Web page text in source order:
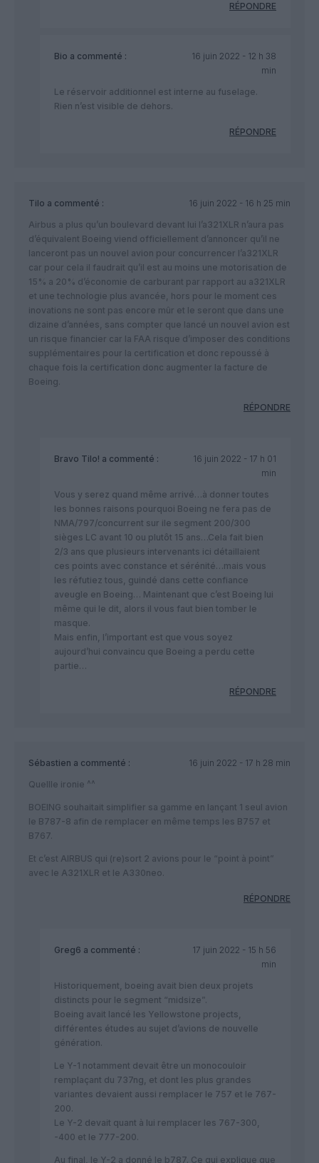
RÉPONDRE
Bio a commenté :
16 juin 2022 - 12 h 38
min
Le réservoir additionnel est interne au fuselage.
Rien n’est visible de dehors.
RÉPONDRE
Tilo a commenté :
16 juin 2022 - 16 h 25 min
Airbus a plus qu’un boulevard devant lui l’a321XLR n’aura pas
d’équivalent Boeing viend officiellement d’annoncer qu’il ne
lanceront pas un nouvel avion pour concurrencer l’a321XLR
car pour cela il faudrait qu’il est au moins une motorisation de
15% a 20% d’économie de carburant par rapport au a321XLR
et une technologie plus avancée, hors pour le moment ces
inovations ne sont pas encore mûr et le seront que dans une
dizaine d’années, sans compter que lancé un nouvel avion est
un risque financier car la FAA risque d’imposer des conditions
supplémentaires pour la certification et donc repoussé à
chaque fois la certification donc augmenter la facture de
Boeing.
RÉPONDRE
Bravo Tilo! a commenté :
16 juin 2022 - 17 h 01
min
Vous y serez quand même arrivé…à donner toutes
les bonnes raisons pourquoi Boeing ne fera pas de
NMA/797/concurrent sur ile segment 200/300
sièges LC avant 10 ou plutôt 15 ans…Cela fait bien
2/3 ans que plusieurs intervenants ici détaillaient
ces points avec constance et sérénité…mais vous
les réfutiez tous, guindé dans cette confiance
aveugle en Boeing… Maintenant que c’est Boeing lui
même qui le dit, alors il vous faut bien tomber le
masque.
Mais enfin, l’important est que vous soyez
aujourd’hui convaincu que Boeing a perdu cette
partie…
RÉPONDRE
Sébastien a commenté :
16 juin 2022 - 17 h 28 min
Quellle ironie ^^
BOEING souhaitait simplifier sa gamme en lançant 1 seul avion
le B787-8 afin de remplacer en même temps les B757 et
B767.
Et c’est AIRBUS qui (re)sort 2 avions pour le “point à point”
avec le A321XLR et le A330neo.
RÉPONDRE
Greg6 a commenté :
17 juin 2022 - 15 h 56
min
Historiquement, boeing avait bien deux projets
distincts pour le segment “midsize”.
Boeing avait lancé les Yellowstone projects,
différentes études au sujet d’avions de nouvelle
génération.
Le Y-1 notamment devait être un monocouloir
remplaçant du 737ng, et dont les plus grandes
variantes devaient aussi remplacer le 757 et le 767-
200.
Le Y-2 devait quant à lui remplacer les 767-300,
-400 et le 777-200.
Au final, le Y-2 a donné le b787. Ce qui explique que